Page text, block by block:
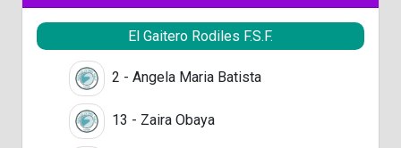
El Gaitero Rodiles F.S.F.
2 - Angela Maria Batista
13 - Zaira Obaya